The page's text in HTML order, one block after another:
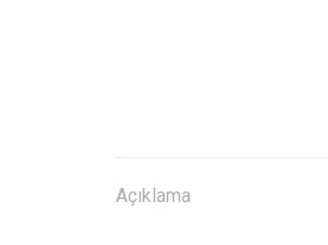
Açıklama